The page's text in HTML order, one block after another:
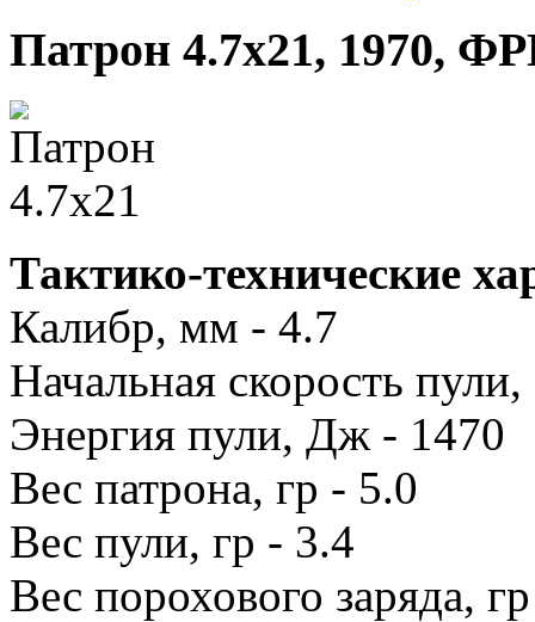
Патрон 4.7x21, 1970,
Тактико-технические
Калибр, мм - 4.7
Начальная скорость
Энергия пули, Дж - 1470
Вес патрона, гр - 5.0
Вес пули, гр - 3.4
Вес порохового заряда,